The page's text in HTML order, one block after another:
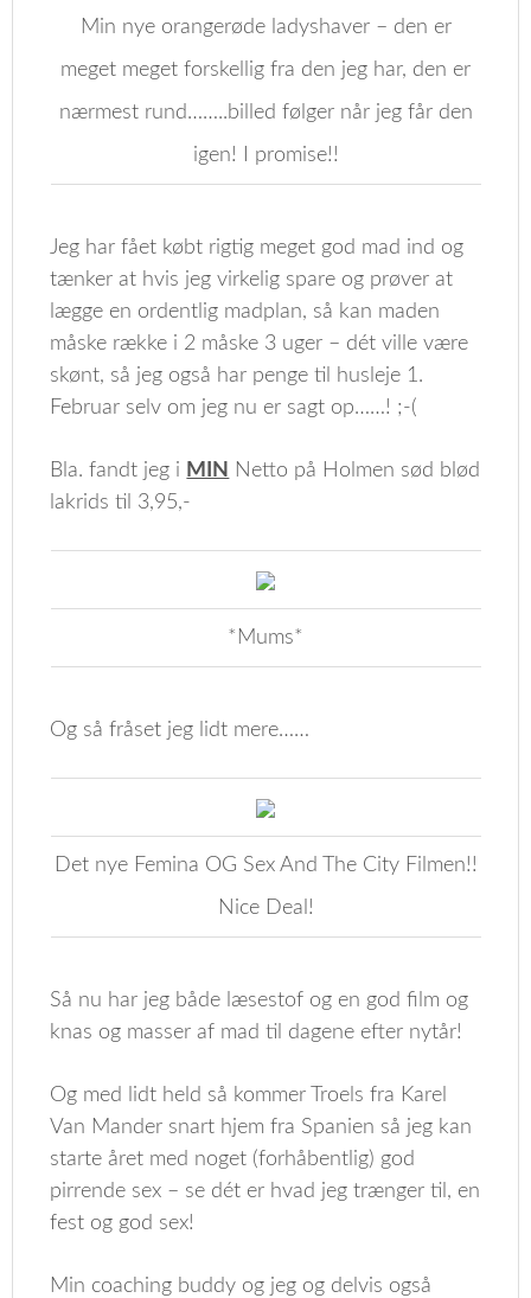
Min nye orangerøde ladyshaver – den er
meget meget forskellig fra den jeg har, den er
nærmest rund……..billed følger når jeg får den
igen! I promise!!
Jeg har fået købt rigtig meget god mad ind og
tænker at hvis jeg virkelig spare og prøver at
lægge en ordentlig madplan, så kan maden
måske række i 2 måske 3 uger – dét ville være
skønt, så jeg også har penge til husleje 1.
Februar selv om jeg nu er sagt op……! ;-(
Bla. fandt jeg i MIN Netto på Holmen sød blød
lakrids til 3,95,-
*Mums*
Og så fråset jeg lidt mere……
Det nye Femina OG Sex And The City Filmen!!
Nice Deal!
Så nu har jeg både læsestof og en god film og
knas og masser af mad til dagene efter nytår!
Og med lidt held så kommer Troels fra Karel
Van Mander snart hjem fra Spanien så jeg kan
starte året med noget (forhåbentlig) god
pirrende sex – se dét er hvad jeg trænger til, en
fest og god sex!
Min coaching buddy og jeg og delvis også